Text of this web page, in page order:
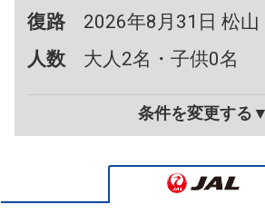
復路
2026年8月31日 松
人数
大人2名・子供0名
条件を変更する▼